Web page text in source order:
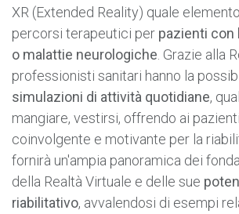
XR (Extended Reality) quale
percorsi terapeutici per pazienti con
o malattie neurologiche . Grazie alla
professionisti sanitari hanno la
simulazioni di attività quotidiane,
mangiare, vestirsi, offrendo ai
coinvolgente e motivante per la
fornirà un'ampia panoramica dei
della Realtà Virtuale e delle sue
riabilitativo, avvalendosi di esempi